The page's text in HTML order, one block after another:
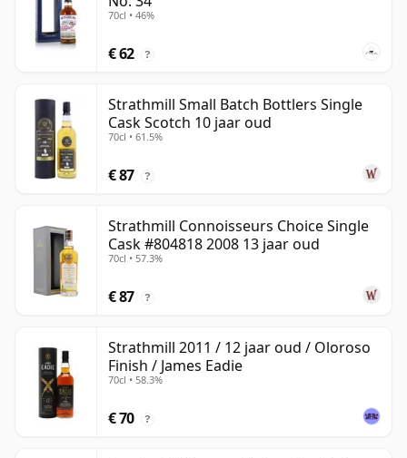
70cl • 46%
€ 62 ?
Strathmill Small Batch Bottlers Single
Cask Scotch 10 jaar oud
70cl • 61.5%
€ 87 ?
Strathmill Connoisseurs Choice Single
Cask #804818 2008 13 jaar oud
70cl • 57.3%
€ 87 ?
Strathmill 2011 / 12 jaar oud / Oloroso
Finish / James Eadie
70cl • 58.3%
€ 70 ?